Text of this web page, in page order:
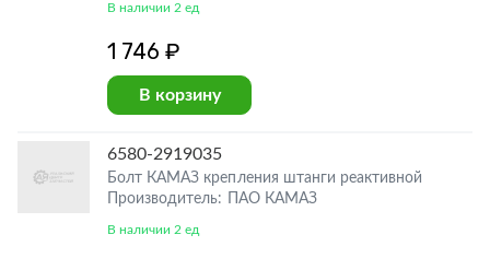
В наличии 2 ед
1 746 ₽
В корзину
6580-2919035
Болт КАМАЗ крепления штанги реактивной
Производитель: ПАО КАМАЗ
В наличии 2 ед